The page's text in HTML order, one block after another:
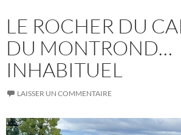
LE ROCHER DU
DU MONTROND…
INHABITUEL
LAISSER UN COMMENTAIRE